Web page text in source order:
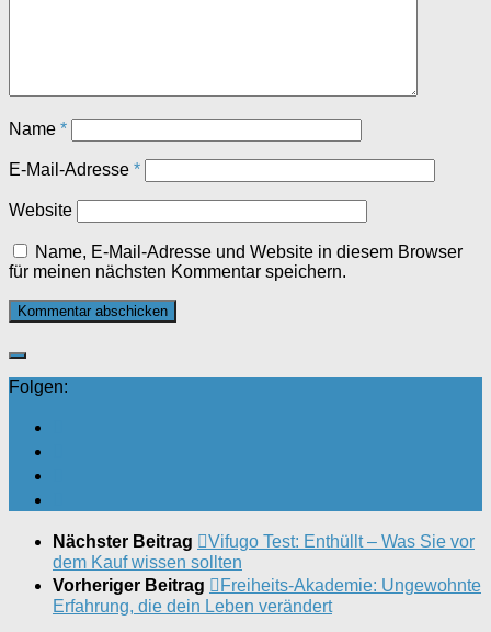
Name *
E-Mail-Adresse *
Website
Name, E-Mail-Adresse und Website in diesem Browser
für meinen nächsten Kommentar speichern.
Folgen:
Nächster Beitrag
Vifugo Test: Enthüllt – Was Sie vor
dem Kauf wissen sollten
Vorheriger Beitrag
Freiheits-Akademie: Ungewohnte
Erfahrung, die dein Leben verändert